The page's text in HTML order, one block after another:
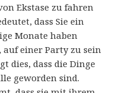
Ekstase zu fahren
dass Sie ein
Monate haben
auf einer Party zu sein
dies, dass die Dinge
geworden sind.